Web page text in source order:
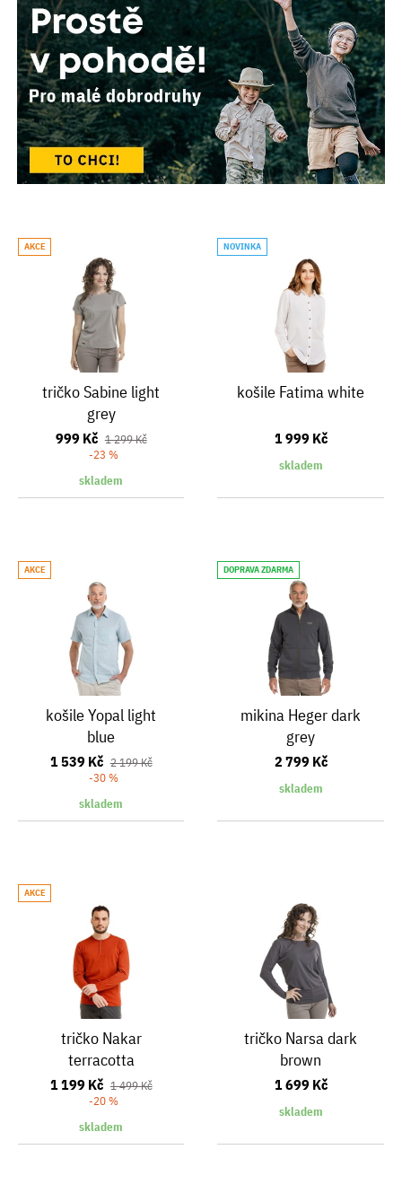
AKCE
tričko Sabine light
grey
999 Kč 1 299 Kč
-23 %
skladem
NOVINKA
košile Fatima white
1 999 Kč
skladem
AKCE
košile Yopal light
blue
1 539 Kč 2 199 Kč
-30 %
skladem
DOPRAVA ZDARMA
mikina Heger dark
grey
2 799 Kč
skladem
AKCE
tričko Nakar
terracotta
1 199 Kč 1 499 Kč
-20 %
skladem
tričko Narsa dark
brown
1 699 Kč
skladem